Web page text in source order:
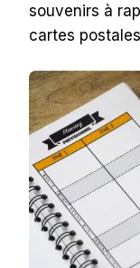
souvenirs à
cartes